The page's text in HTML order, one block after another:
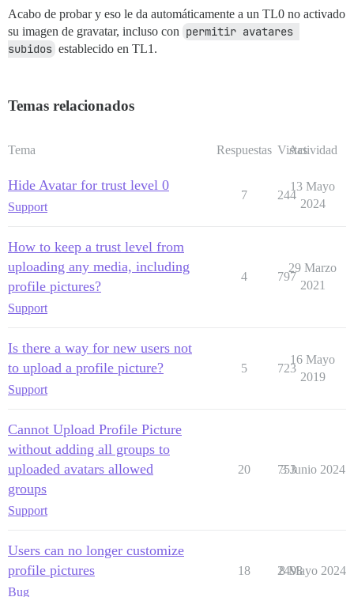
Acabo de probar y eso le da automáticamente a un TL0 no activado
su imagen de gravatar, incluso con permitir avatares
subidos establecido en TL1.
Temas relacionados
Tema Respuestas Vistas
Actividad
Hide Avatar for trust level 0
Support
7 244
13 Mayo
2024
How to keep a trust level from
uploading any media, including
profile pictures?
Support
4 797
29 Marzo
2021
Is there a way for new users not
to upload a profile picture?
Support
5 723
16 Mayo
2019
Cannot Upload Profile Picture
without adding all groups to
uploaded avatars allowed
groups
Support
20 753
3 Junio 2024
Users can no longer customize
profile pictures
Bug
18 2498
8 Mayo 2024